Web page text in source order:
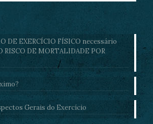
DE EXERCÍCIO FÍSICO necessário
RISCO DE MORTALIDADE POR
Gerais do Exercício